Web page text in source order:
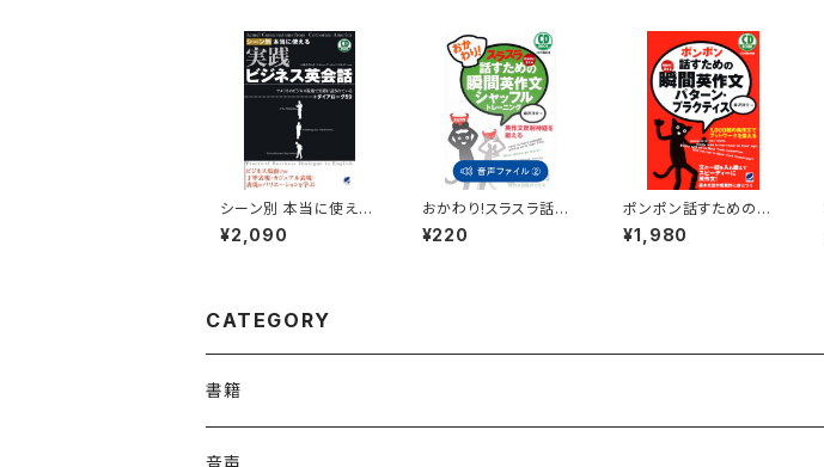
シーン別 本当に使える
実践ビジネス英会話
CD BOOK
¥2,090
おかわり!スラスラ話す
ための瞬間英作文シャ
ッフルトレーニング 付
¥220
ポンポン話すための瞬
間英作文 パターン・プラ
クティス CD BOOK
¥1,980
CATEGORY
書籍
英語
音声